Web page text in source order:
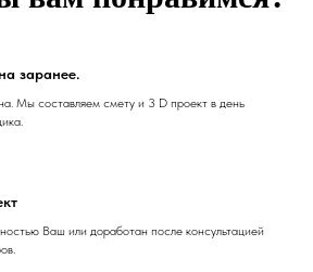
заранее.
Мы составляем смету и 3 D проект в день
Ваш или доработан после консультацией